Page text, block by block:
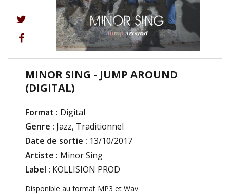
MINOR SING - JUMP AROUND
(DIGITAL)
Format : Digital
Genre : Jazz, Traditionnel
Date de sortie : 13/10/2017
Artiste : Minor Sing
Label : KOLLISION PROD
Disponible au format MP3 et Wav